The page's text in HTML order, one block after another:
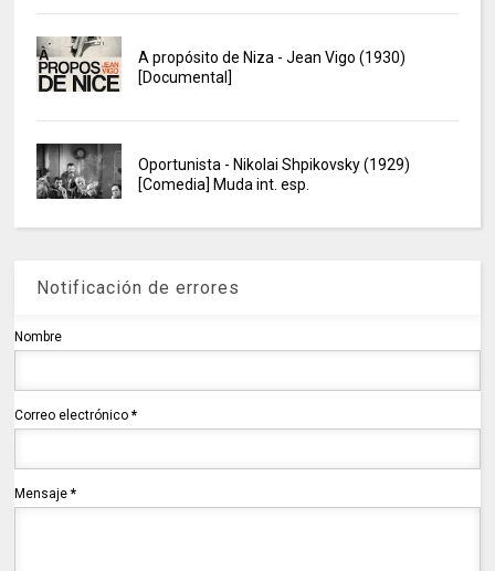
A propósito de Niza - Jean Vigo (1930)
[Documental]
Oportunista - Nikolai Shpikovsky (1929)
[Comedia] Muda int. esp.
Notificación de errores
Nombre
Correo electrónico*
Mensaje*